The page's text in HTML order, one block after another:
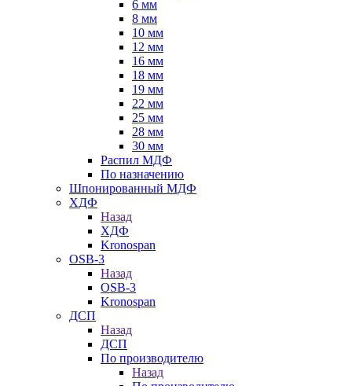
6 мм
8 мм
10 мм
12 мм
16 мм
18 мм
19 мм
22 мм
25 мм
28 мм
30 мм
Распил МДФ
По назначению
Шпонированный МДФ
ХДФ
Назад
ХДФ
Kronospan
OSB-3
Назад
OSB-3
Kronospan
ДСП
Назад
ДСП
По производителю
Назад